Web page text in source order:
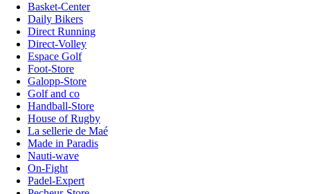
Basket-Center
Daily Bikers
Direct Running
Direct-Volley
Espace Golf
Foot-Store
Galopp-Store
Golf and co
Handball-Store
House of Rugby
La sellerie de Maé
Made in Paradis
Nauti-wave
On-Fight
Padel-Expert